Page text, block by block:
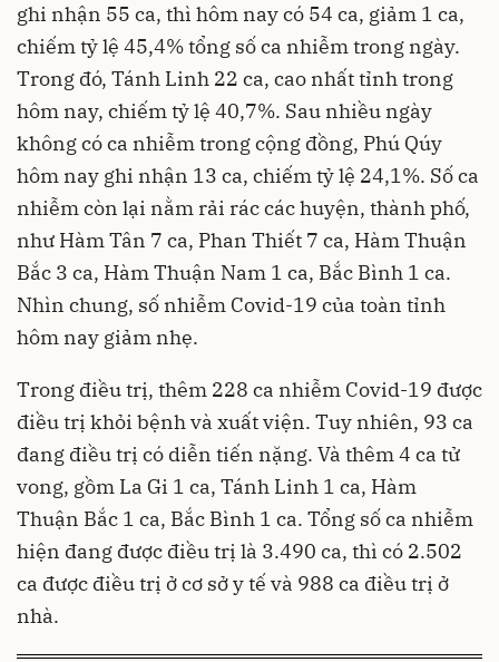
ghi nhận 55 ca, thì hôm nay có 54 ca, giảm 1 ca,
chiếm tỷ lệ 45,4% tổng số ca nhiễm trong ngày.
Trong đó, Tánh Linh 22 ca, cao nhất tỉnh trong
hôm nay, chiếm tỷ lệ 40,7%. Sau nhiều ngày
không có ca nhiễm trong cộng đồng, Phú Qúy
hôm nay ghi nhận 13 ca, chiếm tỷ lệ 24,1%. Số ca
nhiễm còn lại nằm rải rác các huyện, thành phố,
như Hàm Tân 7 ca, Phan Thiết 7 ca, Hàm Thuận
Bắc 3 ca, Hàm Thuận Nam 1 ca, Bắc Bình 1 ca.
Nhìn chung, số nhiễm Covid-19 của toàn tỉnh
hôm nay giảm nhẹ.
Trong điều trị, thêm 228 ca nhiễm Covid-19 được
điều trị khỏi bệnh và xuất viện. Tuy nhiên, 93 ca
đang điều trị có diễn tiến nặng. Và thêm 4 ca tử
vong, gồm La Gi 1 ca, Tánh Linh 1 ca, Hàm
Thuận Bắc 1 ca, Bắc Bình 1 ca. Tổng số ca nhiễm
hiện đang được điều trị là 3.490 ca, thì có 2.502
ca được điều trị ở cơ sở y tế và 988 ca điều trị ở
nhà.